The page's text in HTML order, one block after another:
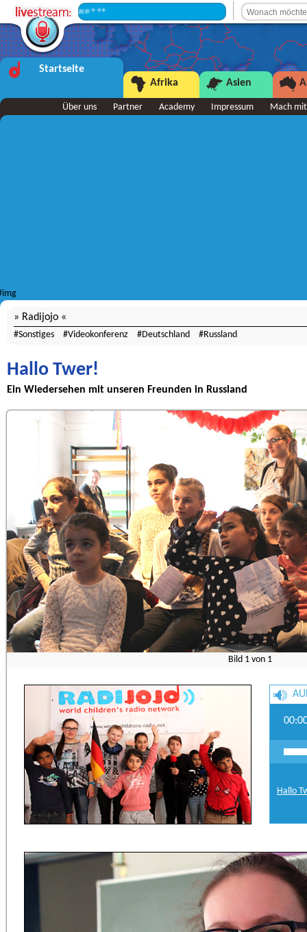
+++ Sendepause +++
Startseite
Afrika
Asien
Über uns Partner Academy Impressum Mach mit
Radijojo
Sonstiges Videokonferenz Deutschland Russland
Hallo Twer!
Ein Wiedersehen mit unseren Freunden in Russland
Bild 1 von 1
Hallo